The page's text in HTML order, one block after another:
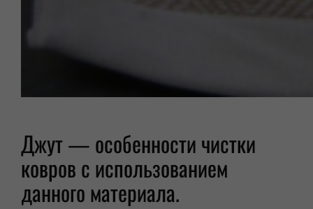
Джут — особенности чистки
ковров с использованием
данного материала.